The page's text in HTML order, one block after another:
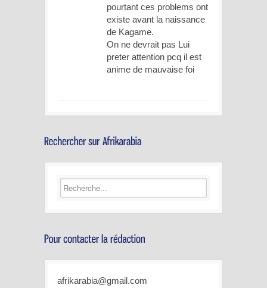
pourtant ces problems ont
existe avant la naissance
de Kagame.
On ne devrait pas Lui
preter attention pcq il est
anime de mauvaise foi
afrikarabia@gmail.com